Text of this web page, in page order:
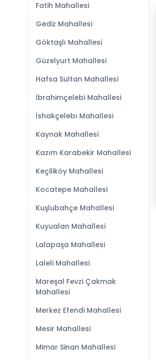
Fatih Mahallesi
Gediz Mahallesi
Göktaşlı Mahallesi
Güzelyurt Mahallesi
Hafsa Sultan Mahallesi
İbrahimçelebi Mahallesi
İshakçelebı Mahallesi
Kaynak Mahallesi
Kazım Karabekir Mahallesi
Keçiliköy Mahallesi
Kocatepe Mahallesi
Kuşlubahçe Mahallesi
Kuyualan Mahallesi
Lalapaşa Mahallesi
Laleli Mahallesi
Mareşal Fevzi Çakmak
Mahallesi
Merkez Efendi Mahallesi
Mesir Mahallesi
Mimar Sinan Mahallesi